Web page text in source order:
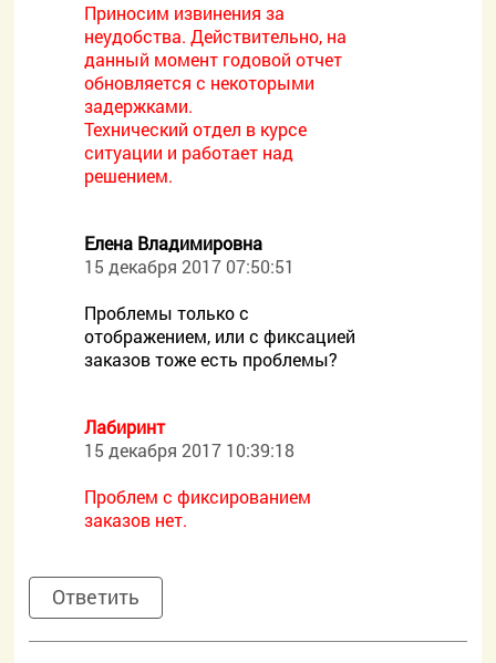
Приносим извинения за
неудобства. Действительно, на
данный момент годовой отчет
обновляется с некоторыми
задержками.
Технический отдел в курсе
ситуации и работает над
решением.
Елена Владимировна
15 декабря 2017 07:50:51
Проблемы только с
отображением, или с фиксацией
заказов тоже есть проблемы?
Лабиринт
15 декабря 2017 10:39:18
Проблем с фиксированием
заказов нет.
Ответить